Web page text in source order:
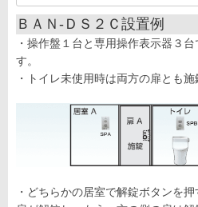
ＢＡＮ-ＤＳ２Ｃ設置例
・操作盤１台と専用操作表示器３
す。
・トイレ未使用時は両方の扉とも施
・どちらかの居室で解錠ボタンを